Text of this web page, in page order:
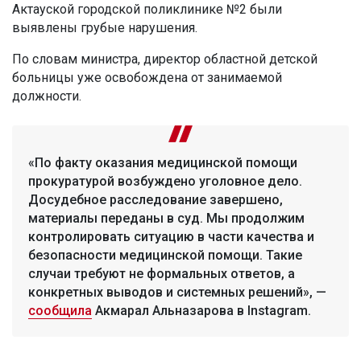
Актауской городской поликлинике №2 были
выявлены грубые нарушения.
По словам министра, директор областной детской
больницы уже освобождена от занимаемой
должности.
«По факту оказания медицинской помощи
прокуратурой возбуждено уголовное дело.
Досудебное расследование завершено,
материалы переданы в суд. Мы продолжим
контролировать ситуацию в части качества и
безопасности медицинской помощи. Такие
случаи требуют не формальных ответов, а
конкретных выводов и системных решений», —
сообщила Акмарал Альназарова в Instagram.